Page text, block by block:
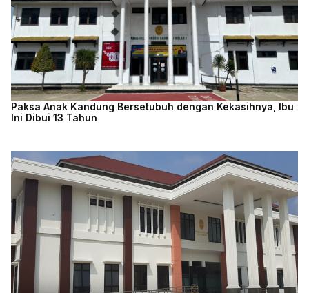
Paksa Anak Kandung Bersetubuh dengan Kekasihnya, Ibu
Ini Dibui 13 Tahun